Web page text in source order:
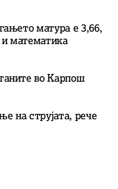
матура е 3,66,
и математика
во Карпош
на струјата, рече